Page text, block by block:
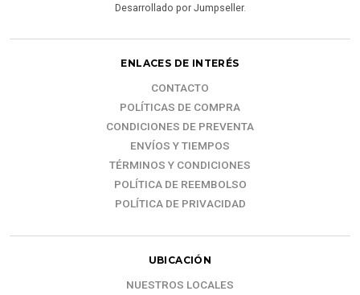
Desarrollado por Jumpseller.
ENLACES DE INTERÉS
CONTACTO
POLÍTICAS DE COMPRA
CONDICIONES DE PREVENTA
ENVÍOS Y TIEMPOS
TÉRMINOS Y CONDICIONES
POLÍTICA DE REEMBOLSO
POLÍTICA DE PRIVACIDAD
UBICACIÓN
NUESTROS LOCALES